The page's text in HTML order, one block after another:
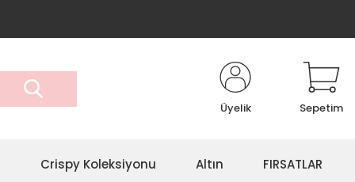
Üyelik Sepetim
Crispy Koleksiyonu Altın FIRSATLAR